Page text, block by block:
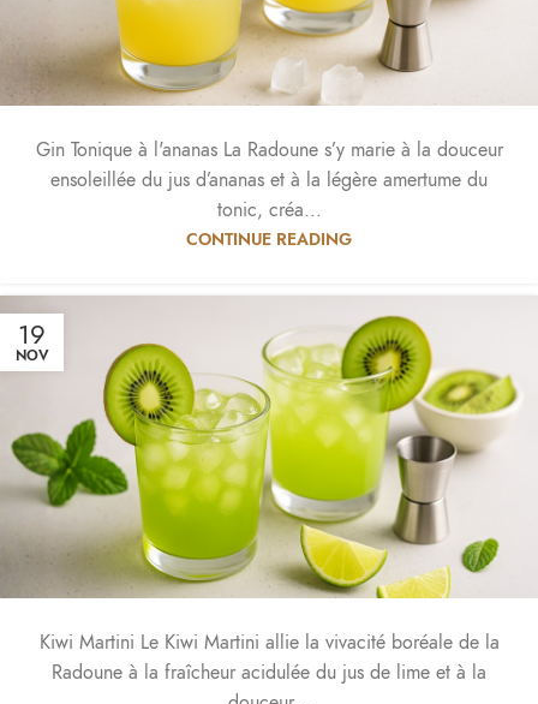
Gin Tonique à l'ananas La Radoune s’y marie à la douceur
ensoleillée du jus d’ananas et à la légère amertume du
tonic, créa...
CONTINUE READING
19
NOV
Kiwi Martini Le Kiwi Martini allie la vivacité boréale de la
Radoune à la fraîcheur acidulée du jus de lime et à la